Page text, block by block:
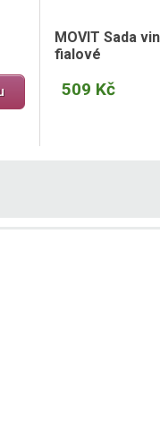
MOVIT Sada
fialové
509 Kč